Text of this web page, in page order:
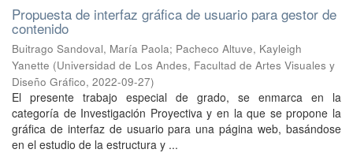
Propuesta de interfaz gráfica de usuario para gestor de
contenido
Buitrago Sandoval, María Paola; Pacheco Altuve, Kayleigh
Yanette (Universidad de Los Andes, Facultad de Artes Visuales y
Diseño Gráfico, 2022-09-27)
El presente trabajo especial de grado, se enmarca en la
categoría de Investigación Proyectiva y en la que se propone la
gráfica de interfaz de usuario para una página web, basándose
en el estudio de la estructura y ...